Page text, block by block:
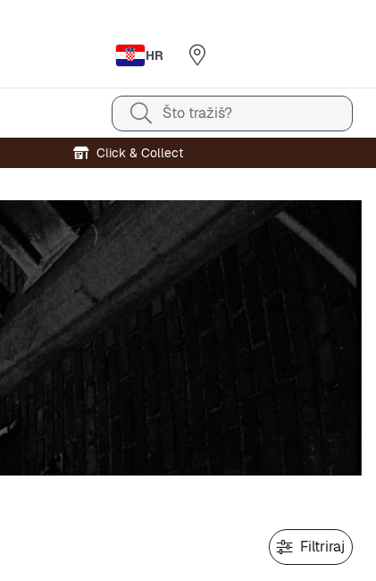
HR
Što tražiš?
Click & Collect
Filtriraj